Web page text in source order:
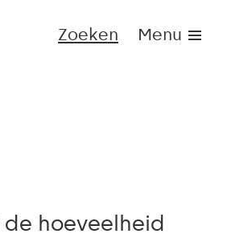
Zoeken Menu
de hoeveelheid